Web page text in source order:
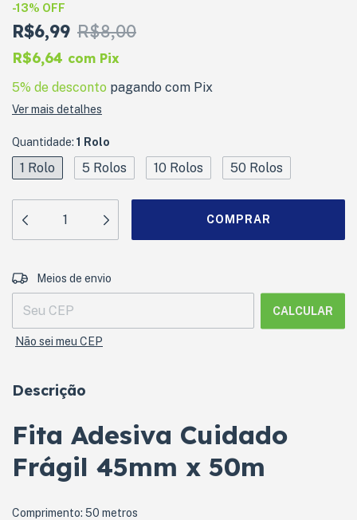
-13% OFF
R$6,99 R$8,00
R$6,64 com Pix
5% de desconto pagando com Pix
Ver mais detalhes
Quantidade: 1 Rolo
1 Rolo 5 Rolos 10 Rolos 50 Rolos
Entregas para o CEP:
Meios de envio
CALCULAR
Não sei meu CEP
Descrição
Fita Adesiva Cuidado
Frágil 45mm x 50m
Comprimento: 50 metros